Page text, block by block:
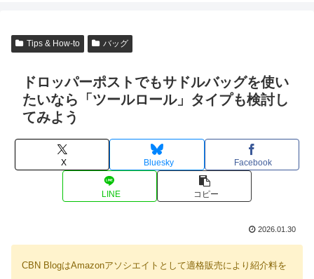
Tips & How-to バッグ
ドロッパーポストでもサドルバッグを使い
たいなら「ツールロール」タイプも検討し
てみよう
X Bluesky Facebook
LINE コピー
2026.01.30
CBN BlogはAmazonアソシエイトとして適格販売により紹介料を